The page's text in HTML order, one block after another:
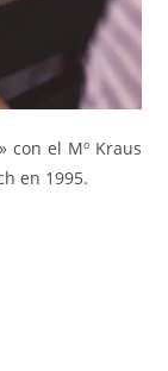
con el Mº Kraus
en 1995.